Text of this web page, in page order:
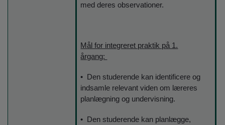
med deres observationer.
Mål for integreret praktik på 1.
årgang:
• Den studerende kan identificere og
indsamle relevant viden om læreres
planlægning og undervisning.
• Den studerende kan planlægge,